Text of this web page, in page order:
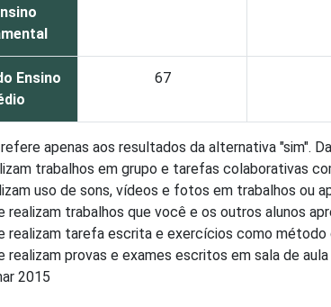
Ensino
67
apenas aos resultados da alternativa "sim".
trabalhos em grupo e tarefas colaborativas
uso de sons, vídeos e fotos em trabalhos
trabalhos que você e os outros alunos
tarefa escrita e exercícios como método
provas e exames escritos em sala de
2015